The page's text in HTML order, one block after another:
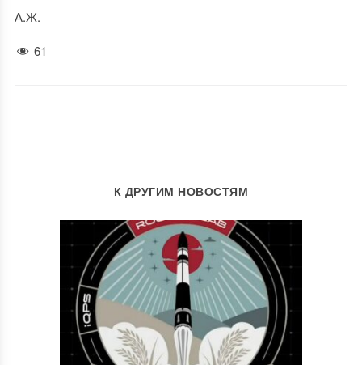
А.Ж.
61
К ДРУГИМ НОВОСТЯМ